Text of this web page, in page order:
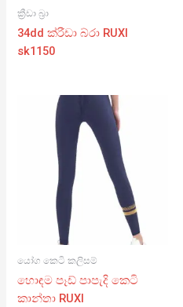
ක්‍රීඩා බ්‍රා
34dd ක්රීඩා බ්රා RUXI
sk1150
යෝග කෙටි කලිසම්
හොඳම පෑඩ් පාපැදි කෙටි
කාන්තා RUXI